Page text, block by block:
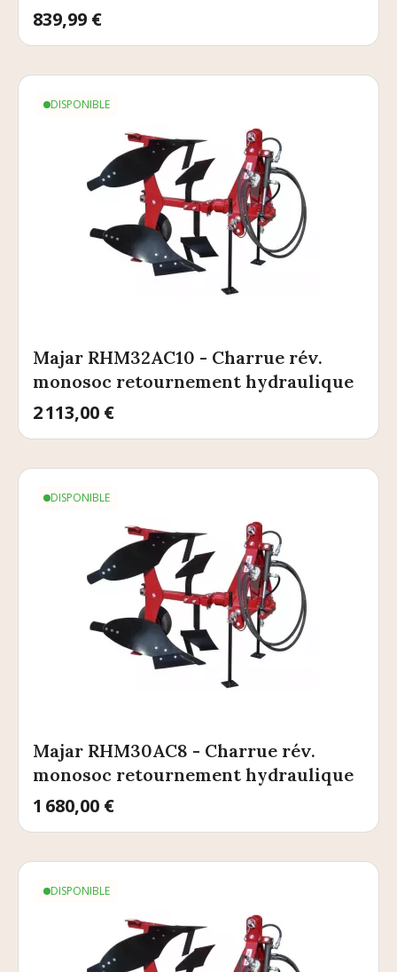
Prix
839,99 €
DISPONIBLE
Majar RHM32AC10 - Charrue rév.
monosoc retournement hydraulique
Prix
2 113,00 €
DISPONIBLE
Majar RHM30AC8 - Charrue rév.
monosoc retournement hydraulique
Prix
1 680,00 €
DISPONIBLE